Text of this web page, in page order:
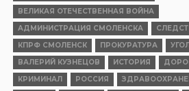
ВЕЛИКАЯ ОТЕЧЕСТВЕННАЯ ВОЙНА
АДМИНИСТРАЦИЯ СМОЛЕНСКА
КПРФ СМОЛЕНСК
ПРОКУРАТУРА
ВАЛЕРИЙ КУЗНЕЦОВ
ИСТОРИЯ
КРИМИНАЛ
РОССИЯ